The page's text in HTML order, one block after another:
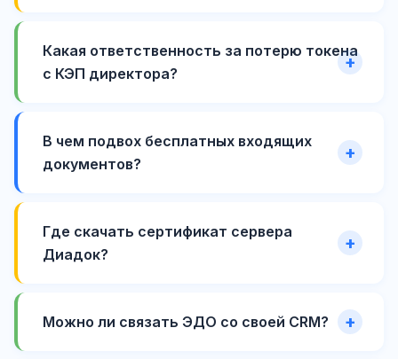
Какая ответственность за потерю токена
с КЭП директора?
В чем подвох бесплатных входящих
документов?
Где скачать сертификат сервера
Диадок?
Можно ли связать ЭДО со своей CRM?